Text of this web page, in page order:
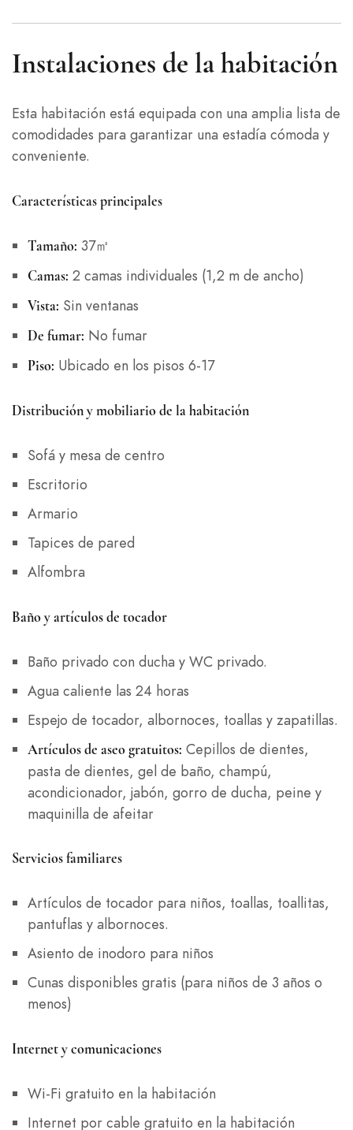
Instalaciones de la habitación
Esta habitación está equipada con una amplia lista de
comodidades para garantizar una estadía cómoda y
conveniente.
Características principales
Tamaño: 37㎡
Camas: 2 camas individuales (1,2 m de ancho)
Vista: Sin ventanas
De fumar: No fumar
Piso: Ubicado en los pisos 6-17
Distribución y mobiliario de la habitación
Sofá y mesa de centro
Escritorio
Armario
Tapices de pared
Alfombra
Baño y artículos de tocador
Baño privado con ducha y WC privado.
Agua caliente las 24 horas
Espejo de tocador, albornoces, toallas y zapatillas.
Artículos de aseo gratuitos: Cepillos de dientes,
pasta de dientes, gel de baño, champú,
acondicionador, jabón, gorro de ducha, peine y
maquinilla de afeitar
Servicios familiares
Artículos de tocador para niños, toallas, toallitas,
pantuflas y albornoces.
Asiento de inodoro para niños
Cunas disponibles gratis (para niños de 3 años o
menos)
Internet y comunicaciones
Wi-Fi gratuito en la habitación
Internet por cable gratuito en la habitación